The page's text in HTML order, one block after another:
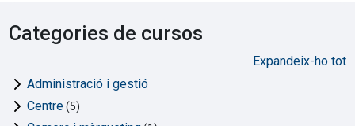
Categories de cursos
Expandeix-ho tot
Administració i gestió
Centre(5)